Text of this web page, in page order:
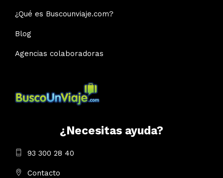
¿Qué es Buscounviaje.com?
Blog
Agencias colaboradoras
¿Necesitas ayuda?
93 300 28 40
Contacto